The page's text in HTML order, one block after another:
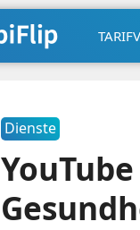
Dienste